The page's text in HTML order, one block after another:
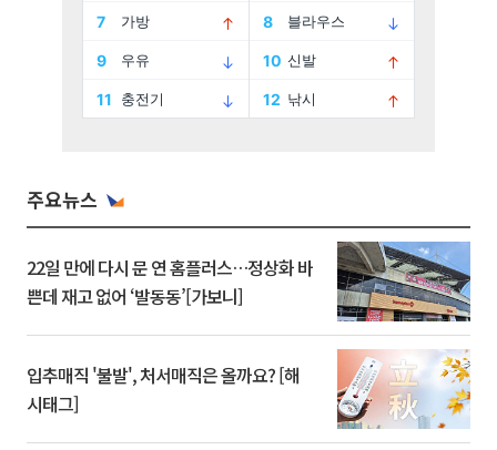
주요뉴스
22일 만에 다시 문 연 홈플러스…정상화 바
쁜데 재고 없어 ‘발동동’[가보니]
입추매직 '불발', 처서매직은 올까요? [해
시태그]